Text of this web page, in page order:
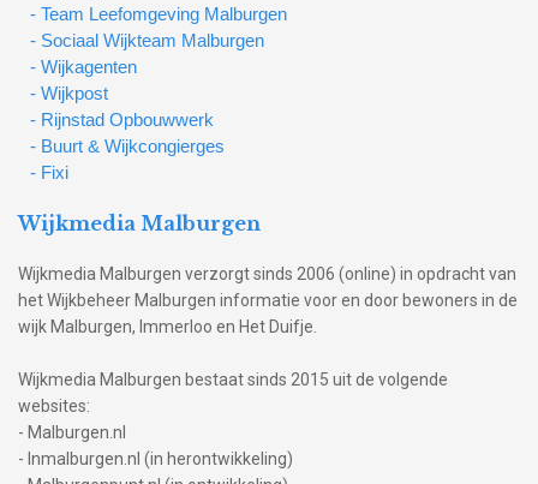
- Team Leefomgeving Malburgen
- Sociaal Wijkteam Malburgen
- Wijkagenten
- Wijkpost
- Rijnstad Opbouwwerk
- Buurt & Wijkcongierges
- Fixi
Wijkmedia Malburgen
Wijkmedia Malburgen verzorgt sinds 2006 (online) in opdracht van
het Wijkbeheer Malburgen informatie voor en door bewoners in de
wijk Malburgen, Immerloo en Het Duifje.
Wijkmedia Malburgen bestaat sinds 2015 uit de volgende
websites:
- Malburgen.nl
- Inmalburgen.nl (in herontwikkeling)